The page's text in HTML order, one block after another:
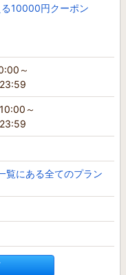
10000円クーポン
～
～
覧にある全てのプラン